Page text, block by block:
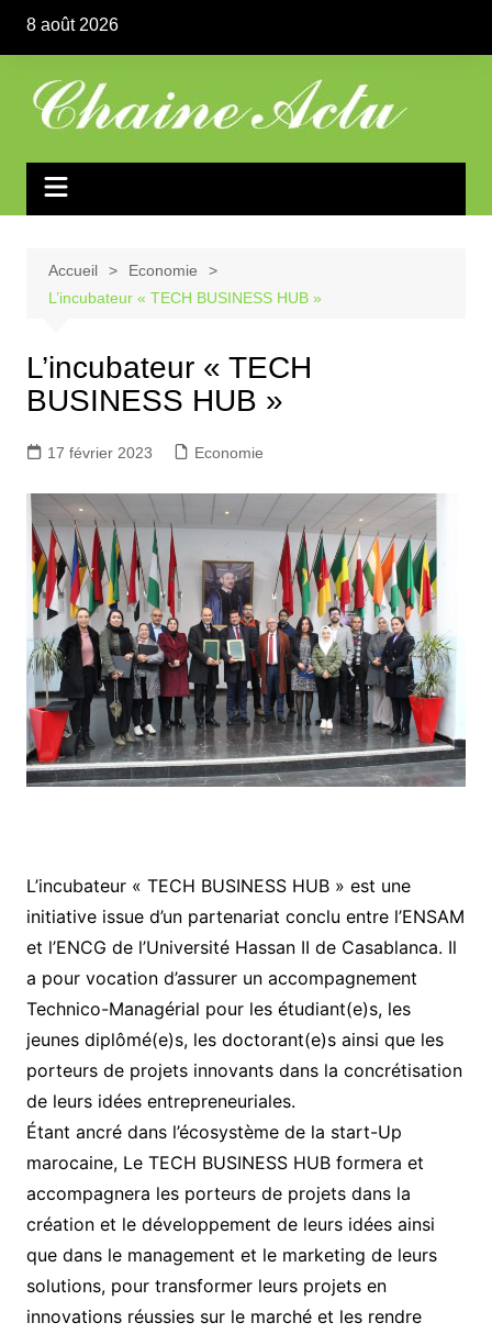
contenu
8 août 2026
Accueil
Economie
L’incubateur « TECH BUSINESS HUB »
L’incubateur « TECH
BUSINESS HUB »
17 février 2023 Economie
L’incubateur « TECH BUSINESS HUB » est une
initiative issue d’un partenariat conclu entre l’ENSAM
et l’ENCG de l’Université Hassan II de Casablanca. Il
a pour vocation d’assurer un accompagnement
Technico-Managérial pour les étudiant(e)s, les
jeunes diplômé(e)s, les doctorant(e)s ainsi que les
porteurs de projets innovants dans la concrétisation
de leurs idées entrepreneuriales.
Étant ancré dans l’écosystème de la start-Up
marocaine, Le TECH BUSINESS HUB formera et
accompagnera les porteurs de projets dans la
création et le développement de leurs idées ainsi
que dans le management et le marketing de leurs
solutions, pour transformer leurs projets en
innovations réussies sur le marché et les rendre